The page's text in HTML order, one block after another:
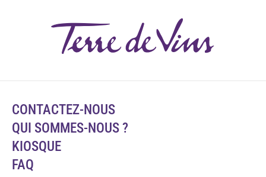
CONTACTEZ-NOUS
QUI SOMMES-NOUS ?
KIOSQUE
FAQ